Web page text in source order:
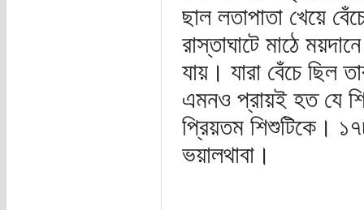
ছাল লতাপাতা খেয়ে
রাস্তাঘাটে মাঠে
যায়। যারা বেঁচে ছিল
এমনও প্রায়ই হত যে
প্রিয়তম শিশুটিকে।
ভয়ালথাবা।